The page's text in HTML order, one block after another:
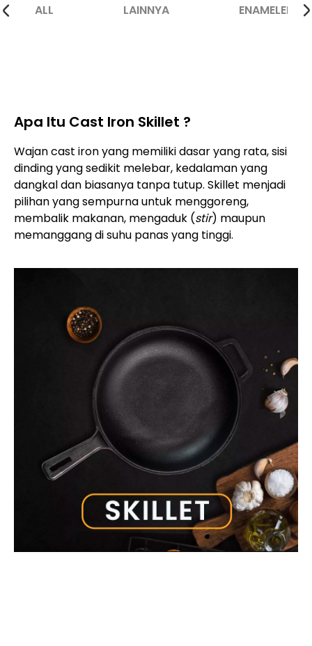
ALL LAINNYA ENAMELED
Apa Itu Cast Iron Skillet ?
Wajan cast iron yang memiliki dasar yang rata, sisi
dinding yang sedikit melebar, kedalaman yang
dangkal dan biasanya tanpa tutup. Skillet menjadi
pilihan yang sempurna untuk menggoreng,
membalik makanan, mengaduk (stir) maupun
memanggang di suhu panas yang tinggi.